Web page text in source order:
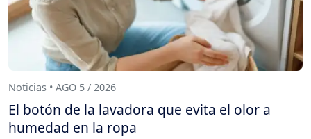
Noticias • AGO 5 / 2026
El botón de la lavadora que evita el olor a
humedad en la ropa